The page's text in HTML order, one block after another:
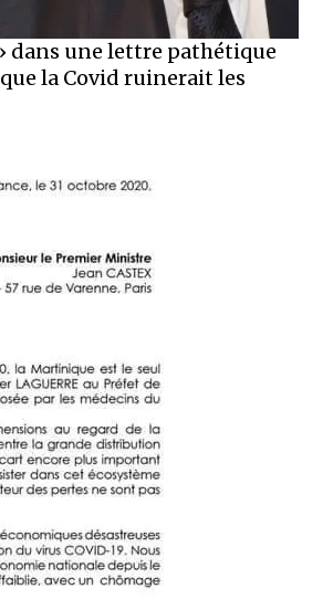
dans une lettre pathétique
la Covid ruinerait les